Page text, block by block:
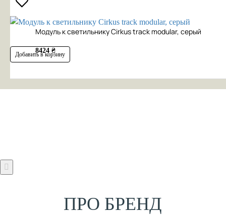
Модуль к светильнику Cirkus track modular, серый
8424 ₴
Добавить в корзину
ПРО БРЕНД